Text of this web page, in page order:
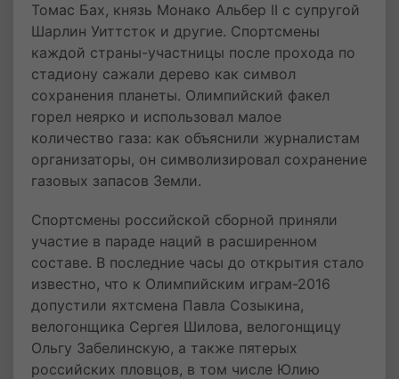
Томас Бах, князь Монако Альбер II с супругой
Шарлин Уиттсток и другие. Спортсмены
каждой страны-участницы после прохода по
стадиону сажали дерево как символ
сохранения планеты. Олимпийский факел
горел неярко и использовал малое
количество газа: как объяснили журналистам
организаторы, он символизировал сохранение
газовых запасов Земли.
Спортсмены российской сборной приняли
участие в параде наций в расширенном
составе. В последние часы до открытия стало
известно, что к Олимпийским играм-2016
допустили яхтсмена Павла Созыкина,
велогонщика Сергея Шилова, велогонщицу
Ольгу Забелинскую, а также пятерых
российских пловцов, в том числе Юлию